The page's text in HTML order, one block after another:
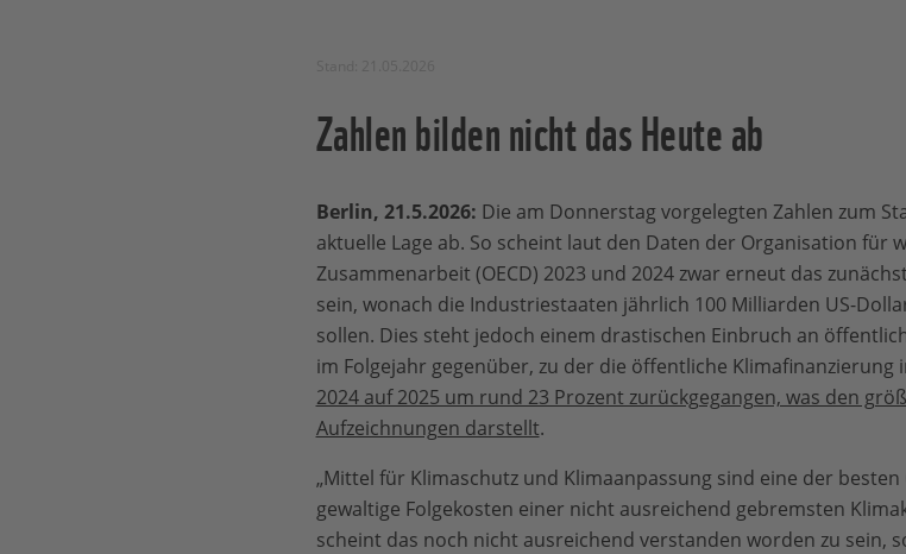
Zahlen bilden nicht das Heute ab
Berlin, 21.5.2026: Die am Donnerstag vorgelegten Zahlen zum
aktuelle Lage ab. So scheint laut den Daten der Organisation für
Zusammenarbeit (OECD) 2023 und 2024 zwar erneut das
sein, wonach die Industriestaaten jährlich 100 Milliarden US-
sollen. Dies steht jedoch einem drastischen Einbruch an
im Folgejahr gegenüber, zu der die öffentliche Klimafinanzierung
2024 auf 2025 um rund 23 Prozent zurückgegangen, was den
Aufzeichnungen darstellt.
„Mittel für Klimaschutz und Klimaanpassung sind eine der
gewaltige Folgekosten einer nicht ausreichend gebremsten
scheint das noch nicht ausreichend verstanden worden zu sein,